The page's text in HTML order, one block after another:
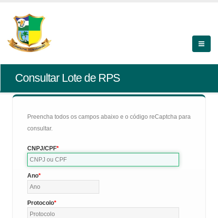
Consultar Lote de RPS
Preencha todos os campos abaixo e o código reCaptcha para
consultar.
CNPJ/CPF
Ano
Protocolo